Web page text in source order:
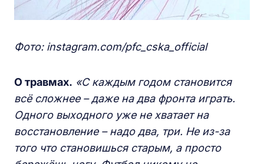
Фото: instagram.com/pfc_cska_official
О травмах. «С каждым годом становится
всё сложнее – даже на два фронта играть.
Одного выходного уже не хватает на
восстановление – надо два, три. Не из-за
того что становишься старым, а просто